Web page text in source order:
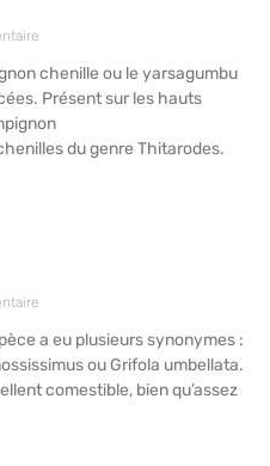
chenille ou le yarsagumbu
Présent sur les hauts
du genre Thitarodes.
a eu plusieurs synonymes :
ou Grifola umbellata.
comestible, bien qu’assez